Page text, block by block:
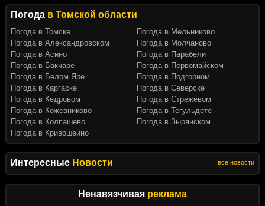
Интересные Новости все новости
Ненавязчивая реклама
Погода в Томской области
Погода в Томске
Погода в Александровском
Погода в Асино
Погода в Бакчаре
Погода в Белом Яре
Погода в Каргаске
Погода в Кедровом
Погода в Кожевниково
Погода в Колпашево
Погода в Кривошеино
Погода в Мельниково
Погода в Молчаново
Погода в Парабели
Погода в Первомайском
Погода в Подгорном
Погода в Северске
Погода в Стрежевом
Погода в Тегульдете
Погода в Зырянском